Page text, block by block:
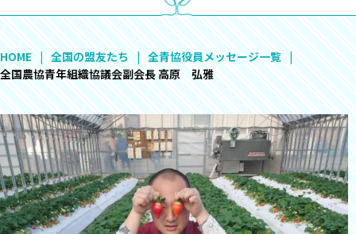
HOME 全国の盟友たち
全青協役員メッセージ一覧
全国農協青年組織協議会副会長 高原 弘雅